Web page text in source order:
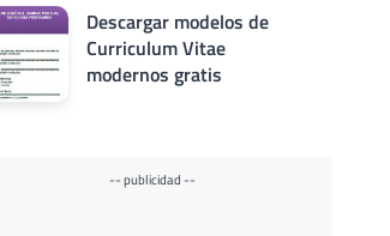
Descargar modelos de
Curriculum Vitae
modernos gratis
-- publicidad --